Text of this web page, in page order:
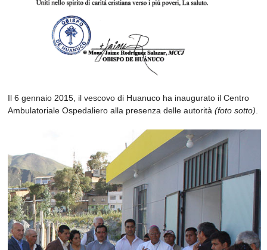
Il 6 gennaio 2015, il vescovo di Huanuco ha inaugurato il Centro
Ambulatoriale Ospedaliero alla presenza delle autorità (foto sotto)